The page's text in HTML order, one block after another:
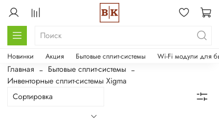
Новинки Акция Бытовые сплит-системы Wi-Fi модули для
Главная
Бытовые сплит-системы
Инвенторные сплит-системы Xigma